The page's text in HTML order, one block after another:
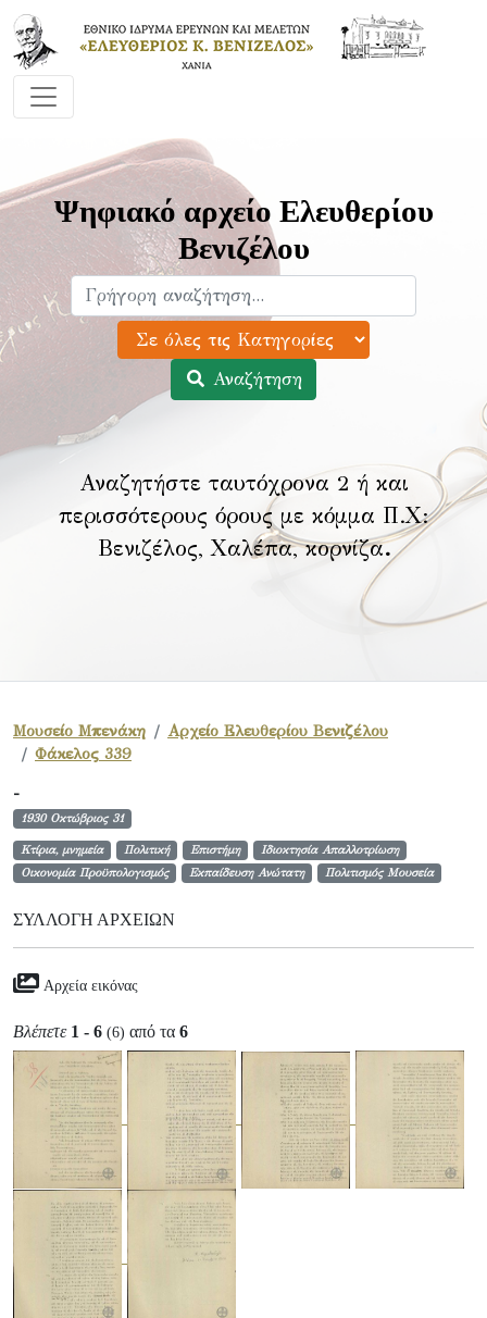
Ψηφιακό αρχείο Ελευθερίου
Βενιζέλου
Αναζήτηση
Αναζητήστε ταυτόχρονα 2 ή και
περισσότερους όρους με κόμμα Π.Χ:
Βενιζέλος, Χαλέπα, κορνίζα.
Μουσείο Μπενάκη
Αρχείο Ελευθερίου Βενιζέλου
Φάκελος 339
-
1930 Οκτώβριος 31
Κτίρια, μνημεία Πολιτική Επιστήμη
Ιδιοκτησία Απαλλοτρίωση
Οικονομία Προϋπολογισμός
Εκπαίδευση Ανώτατη Πολιτισμός Μουσεία
ΣΥΛΛΟΓΉ ΑΡΧΕΊΩΝ
Αρχεία εικόνας
Βλέπετε 1 - 6 (6) από τα 6